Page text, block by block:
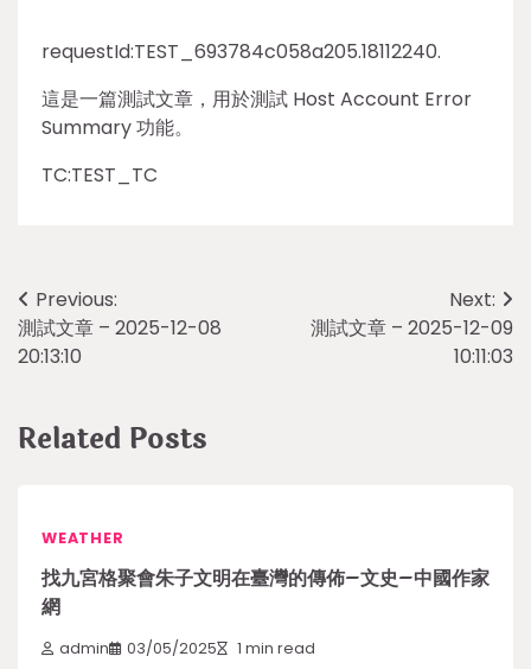
requestId:TEST_693784c058a205.18112240.
這是一篇測試文章，用於測試 Host Account Error
Summary 功能。
TC:TEST_TC
Post
navigation
Previous:
測試文章 – 2025-12-08
20:13:10
Next:
測試文章 – 2025-12-09
10:11:03
Related Posts
WEATHER
找九宮格聚會朱子文明在臺灣的傳佈–文史–中國作家
網
admin 03/05/2025 1 min read